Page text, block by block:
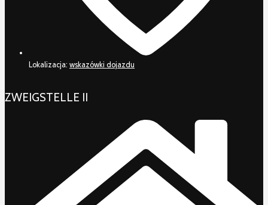
Lokalizacja: wskazówki dojazdu
ZWEIGSTELLE II